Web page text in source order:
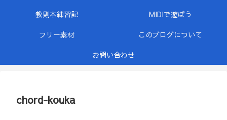
教則本練習記
MIDIで遊ぼう
フリー素材
このブログについて
お問い合わせ
chord-kouka